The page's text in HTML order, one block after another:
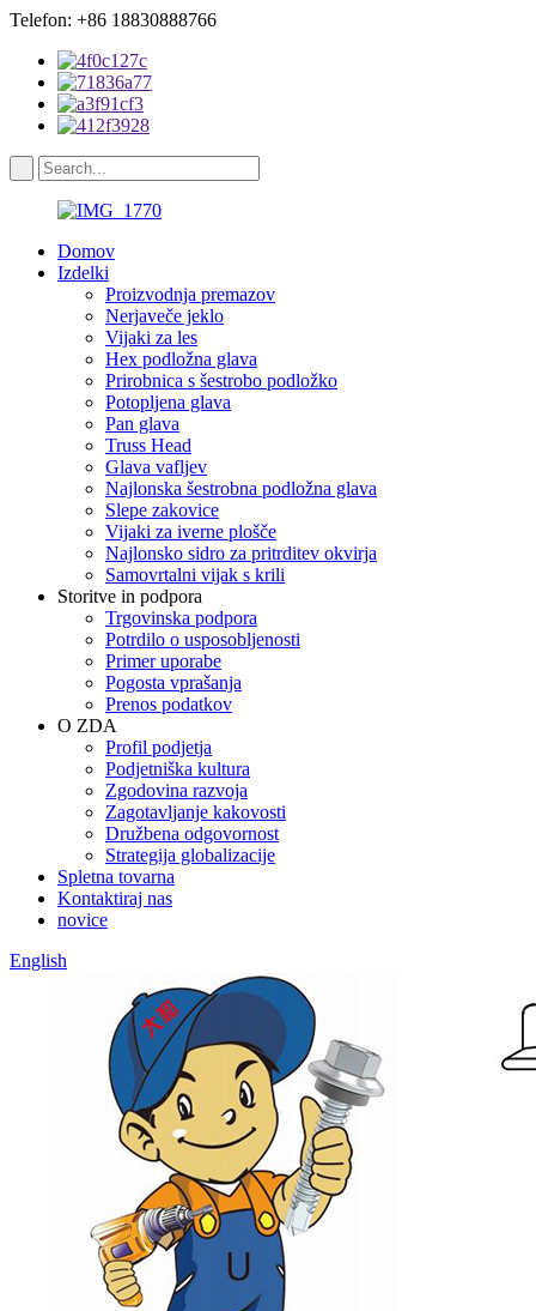
Telefon: +86 18830888766
Domov
Izdelki
Proizvodnja premazov
Nerjaveče jeklo
Vijaki za les
Hex podložna glava
Prirobnica s šestrobo podložko
Potopljena glava
Pan glava
Truss Head
Glava vafljev
Najlonska šestrobna podložna glava
Slepe zakovice
Vijaki za iverne plošče
Najlonsko sidro za pritrditev okvirja
Samovrtalni vijak s krili
Storitve in podpora
Trgovinska podpora
Potrdilo o usposobljenosti
Primer uporabe
Pogosta vprašanja
Prenos podatkov
O ZDA
Profil podjetja
Podjetniška kultura
Zgodovina razvoja
Zagotavljanje kakovosti
Družbena odgovornost
Strategija globalizacije
Spletna tovarna
Kontaktiraj nas
novice
English